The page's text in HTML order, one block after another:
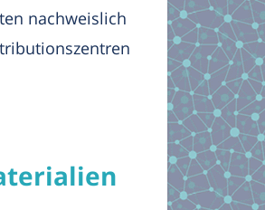
nachweislich